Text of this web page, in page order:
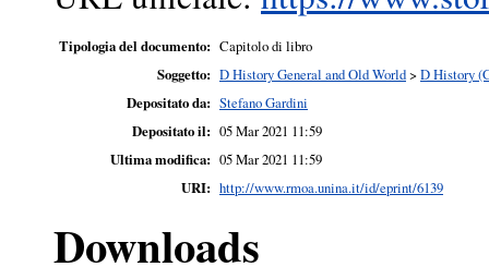
Tipologia del documento: Capitolo di libro
Soggetto: D History General and Old World> D History
Depositato da: Stefano Gardini
Depositato il: 05 Mar 2021 11:59
Ultima modifica: 05 Mar 2021 11:59
URI: http://www.rmoa.unina.it/id/eprint/6139
Downloads